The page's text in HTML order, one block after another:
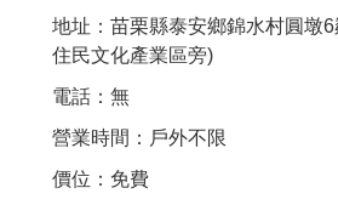
地址：苗栗縣泰安鄉錦水村圓墩
住民文化產業區旁)
電話：無
營業時間：戶外不限
價位：免費